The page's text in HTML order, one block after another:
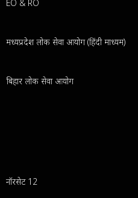
EO & RO
मध्यप्रदेश लोक सेवा आयोग (हिंदी माध्यम)
बिहार लोक सेवा आयोग
नॉरसेट 12